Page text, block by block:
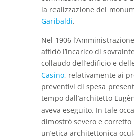
la realizzazione del
Garibaldi.
Nel 1906
affidò l’incarico di
collaudo dell’edificio e
Casino, relativamente ai
preventivi di spesa
tempo dall’architetto
aveva eseguito. In tale
dimostrò severo e
un’etica architettonica